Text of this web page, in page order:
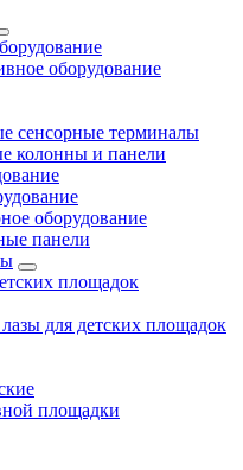
оборудование
сенсорные терминалы
колонны и панели
оборудование
панели
площадок
для детских площадок
площадки